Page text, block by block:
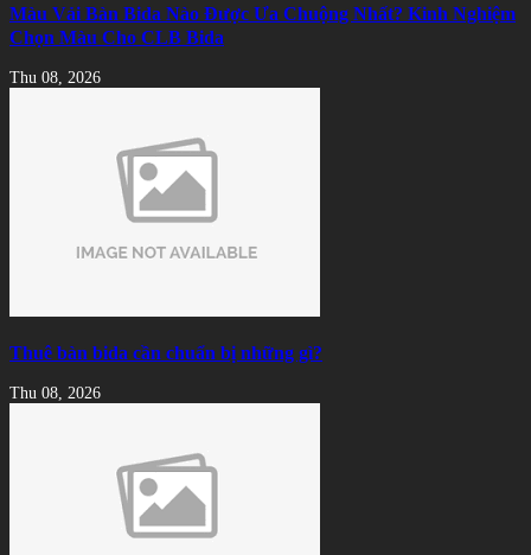
Màu Vải Bàn Bida Nào Được Ưa Chuộng Nhất? Kinh Nghiệm
Chọn Màu Cho CLB Bida
Thu 08, 2026
Thuê bàn bida cần chuẩn bị những gì?
Thu 08, 2026